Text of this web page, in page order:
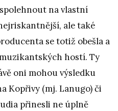
na vlastní
ale také
se totiž obešla a
hostí. Ty
oni mohou výsledku
Kopřivy (mj. Lanugo) či
přinesli ne úplně